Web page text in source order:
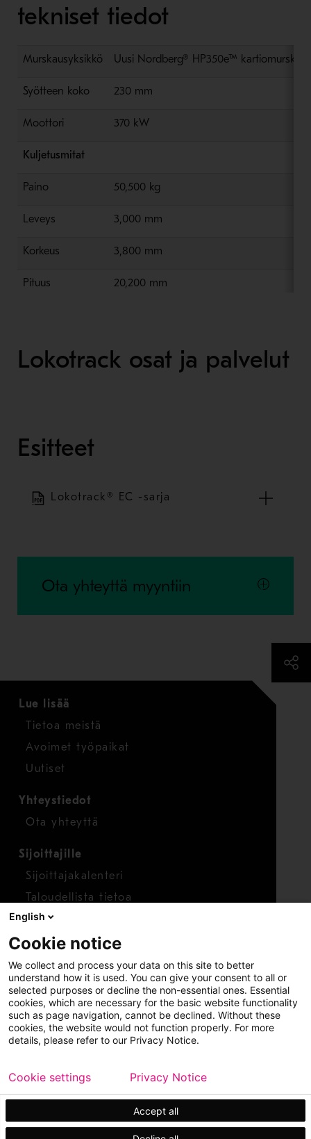
tekniset tiedot
Murskausyksikkö Uusi Nordberg® HP350e™ kartiomurskain
Syötteen koko 230 mm
Moottori 370 kW
Kuljetusmitat
Paino 50,500 kg
Leveys 3,000 mm
Korkeus 3,800 mm
Pituus 20,200 mm
Lokotrack osat ja palvelut
Esitteet
Lokotrack® EC -sarja
Ota yhteyttä myyntiin
Lue lisää
Tietoa meistä
Avoimet työpaikat
Uutiset
Yhteystiedot
Ota yhteyttä
Sijoittajille
Sijoittajakalenteri
Taloudellista tietoa
Osakkeet
Raportoi huolenaihe
Whistleblower-työkalu
Copyright © 2026 Metso
Sivukartta
Käyttöehdot
Tietosuoja Tavaramerkit
English
Cookie notice
We collect and process your data on this site to better
understand how it is used. You can give your consent to all or
selected purposes or decline the non-essential ones. Essential
cookies, which are necessary for the basic website functionality
such as page navigation, cannot be declined. Without these
cookies, the website would not function properly. For more
details, please refer to our Privacy Notice.
Accept all
Cookie settings Privacy Notice